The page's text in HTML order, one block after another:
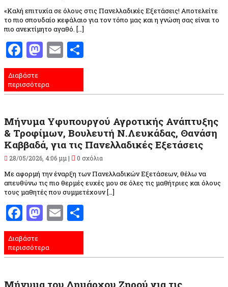
«Καλή επιτυχία σε όλους στις Πανελλαδικές Εξετάσεις! Αποτελείτε
το πιο σπουδαίο κεφάλαιο για τον τόπο μας και η γνώση σας είναι το
πιο ανεκτίμητο αγαθό. […]
Facebook
Mastodon
Email
Διαβάστε
περισσότερα
Μήνυμα Υφυπουργού Αγροτικής Ανάπτυξης
& Τροφίμων, Βουλευτή Ν.Λευκάδας, Θανάση
Καββαδά, για τις Πανελλαδικές Εξετάσεις
28/05/2026, 4:06 μμ | 0 σχόλια
Με αφορμή την έναρξη των Πανελλαδικών Εξετάσεων, θέλω να
απευθύνω τις πιο θερμές ευχές μου σε όλες τις μαθήτριες και όλους
τους μαθητές που συμμετέχουν […]
Facebook
Mastodon
Email
Διαβάστε
περισσότερα
Μήνυμα του Δημάρχου Ζηρού για τις